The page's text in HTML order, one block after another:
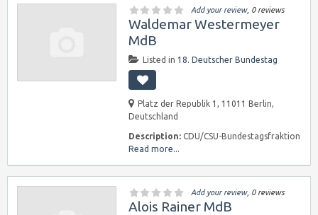
Add your review, 0 reviews
Waldemar Westermeyer
MdB
Listed in 18. Deutscher Bundestag
Platz der Republik 1, 11011 Berlin,
Deutschland
Description: CDU/CSU-Bundestagsfraktion
Read more...
Add your review, 0 reviews
Alois Rainer MdB